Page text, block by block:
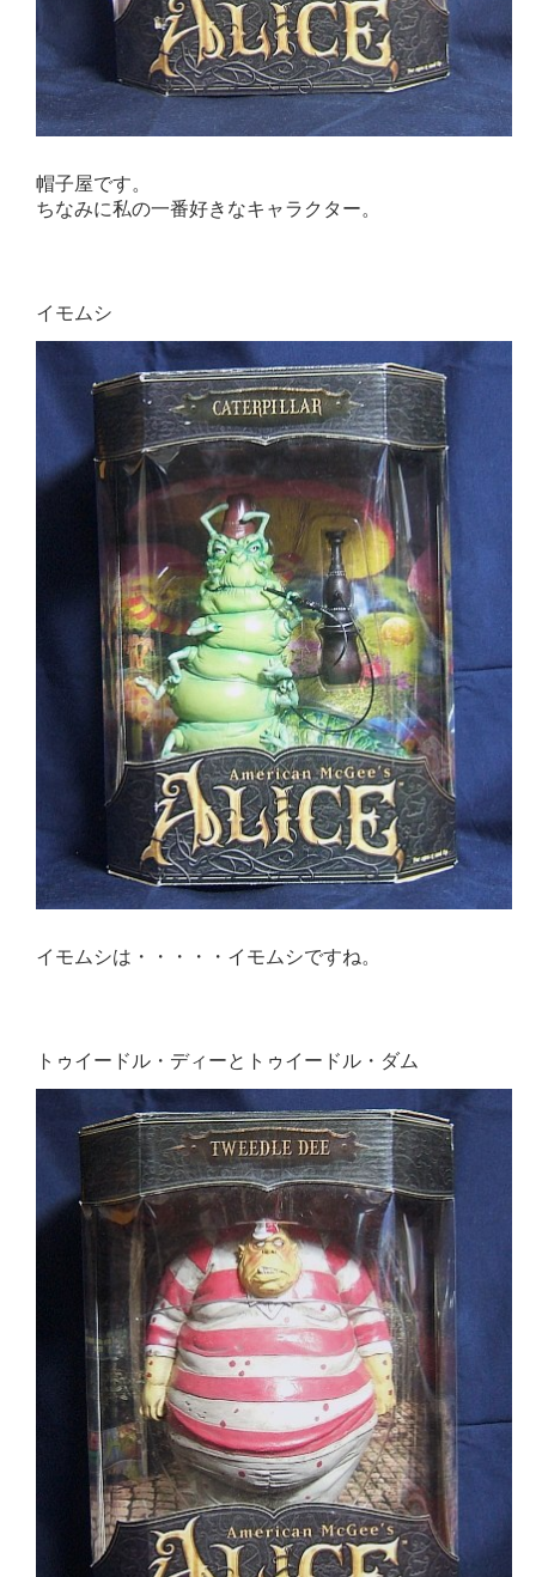
帽子屋です。
ちなみに私の一番好きなキャラクター。
イモムシ
イモムシは・・・・・イモムシですね。
トゥイードル・ディーとトゥイードル・ダム